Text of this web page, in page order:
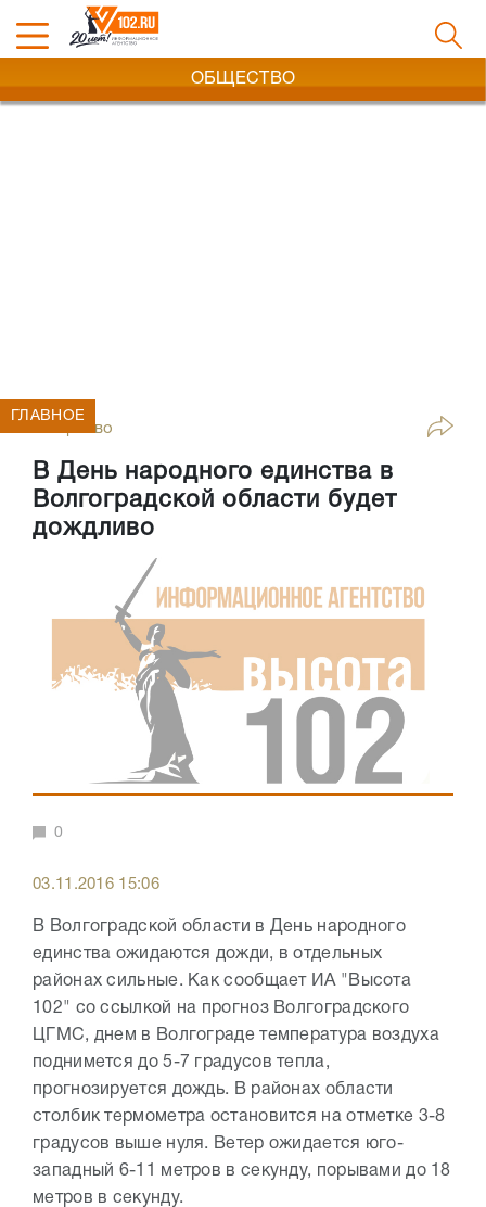
ОБЩЕСТВО
Общество
В День народного единства в
Волгоградской области будет
дождливо
ГЛАВНОЕ
0
03.11.2016 15:06
В Волгоградской области в День народного
единства ожидаются дожди, в отдельных
районах сильные. Как сообщает ИА "Высота
102" со ссылкой на прогноз Волгоградского
ЦГМС, днем в Волгограде температура воздуха
поднимется до 5-7 градусов тепла,
прогнозируется дождь. В районах области
столбик термометра остановится на отметке 3-8
градусов выше нуля. Ветер ожидается юго-
западный 6-11 метров в секунду, порывами до 18
метров в секунду.